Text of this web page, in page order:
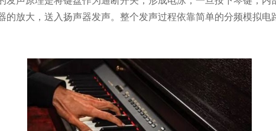
的放大，送入扬声器发声。整个发声过程依靠简单的分频模拟